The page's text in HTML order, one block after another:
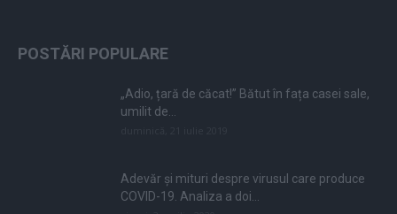
POSTĂRI POPULARE
„Adio, țară de căcat!” Bătut în fața casei sale,
umilit de...
Adevăr și mituri despre virusul care produce
COVID-19. Analiza a doi...